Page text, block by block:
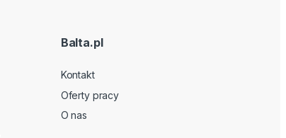
Balta.pl
Kontakt
Oferty pracy
O nas